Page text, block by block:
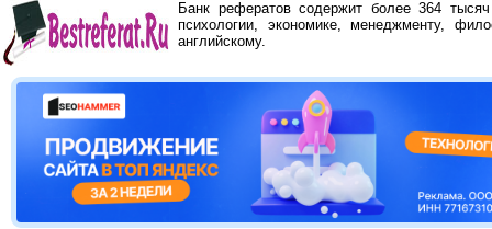
Банк рефератов содержит более 364
психологии, экономике, менеджменту,
английскому.